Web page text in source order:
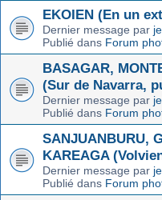
EKOIEN (En un
Dernier message par
Publié dans Forum
BASAGAR,
(Sur de Navarra,
Dernier message par
Publié dans Forum
SANJUANBURU,
KAREAGA
Dernier message par
Publié dans Forum